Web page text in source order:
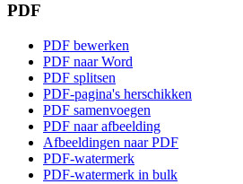
PDF
PDF bewerken
PDF naar Word
PDF splitsen
PDF-pagina's herschikken
PDF samenvoegen
PDF naar afbeelding
Afbeeldingen naar PDF
PDF-watermerk
PDF-watermerk in bulk